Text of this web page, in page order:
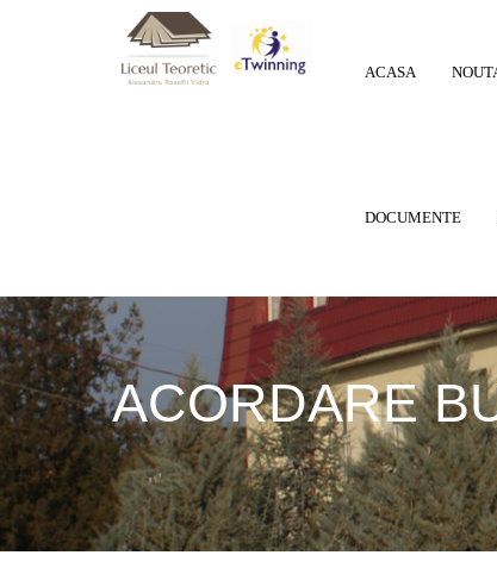
ACASA
DOCUMENTE
ACORDARE